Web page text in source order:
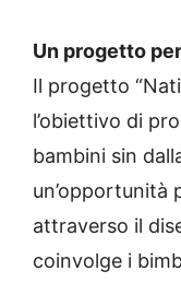
Un progetto
Il progetto
l’obiettivo di
bambini sin
un’opportunità
attraverso il
coinvolge i